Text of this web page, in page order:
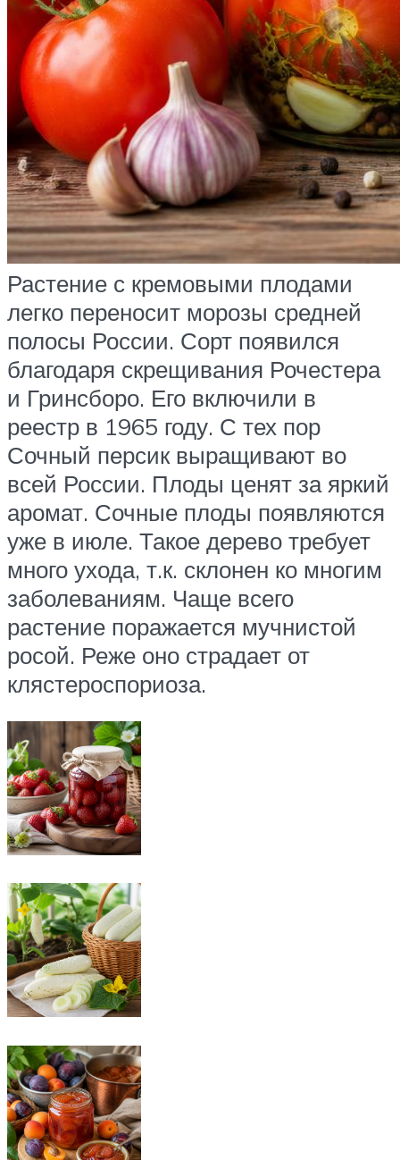
Растение с кремовыми плодами
легко переносит морозы средней
полосы России. Сорт появился
благодаря скрещивания Рочестера
и Гринсборо. Его включили в
реестр в 1965 году. С тех пор
Сочный персик выращивают во
всей России. Плоды ценят за яркий
аромат. Сочные плоды появляются
уже в июле. Такое дерево требует
много ухода, т.к. склонен ко многим
заболеваниям. Чаще всего
растение поражается мучнистой
росой. Реже оно страдает от
клястероспориоза.